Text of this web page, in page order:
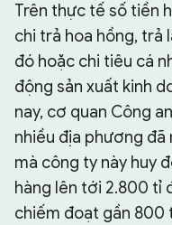
Trên thực tế số tiền
chi trả hoa hồng, trả
đó hoặc chi tiêu cá
động sản xuất kinh
nay, cơ quan Công
nhiều địa phương
mà công ty này huy
hàng lên tới 2.800 tỉ
chiếm đoạt gần 800